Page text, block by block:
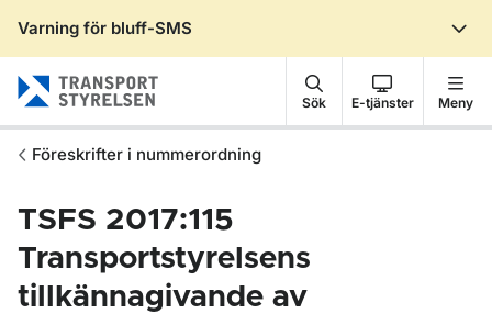
Varning för bluff-SMS
Sök E-tjänster Meny
Föreskrifter i nummerordning
TSFS 2017:115
Transportstyrelsens
tillkännagivande av